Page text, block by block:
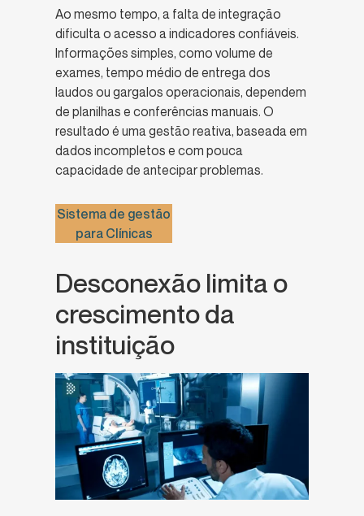
Ao mesmo tempo, a falta de integração
dificulta o acesso a indicadores confiáveis.
Informações simples, como volume de
exames, tempo médio de entrega dos
laudos ou gargalos operacionais, dependem
de planilhas e conferências manuais. O
resultado é uma gestão reativa, baseada em
dados incompletos e com pouca
capacidade de antecipar problemas.
Sistema de gestão
para Clínicas
Desconexão limita o
crescimento da
instituição